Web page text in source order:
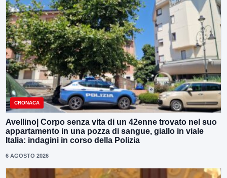
CRONACA
Avellino| Corpo senza vita di un 42enne trovato nel suo
appartamento in una pozza di sangue, giallo in viale
Italia: indagini in corso della Polizia
6 AGOSTO 2026